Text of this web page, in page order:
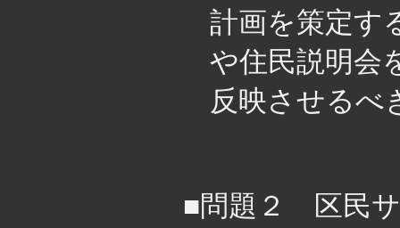
計画を策定す
や住民説明会
反映させるべ
■問題２ 区民サ